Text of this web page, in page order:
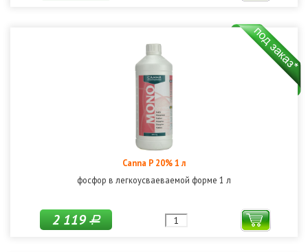
Canna P 20% 1 л
фосфор в легкоусваеваемой форме 1 л
2 119Р